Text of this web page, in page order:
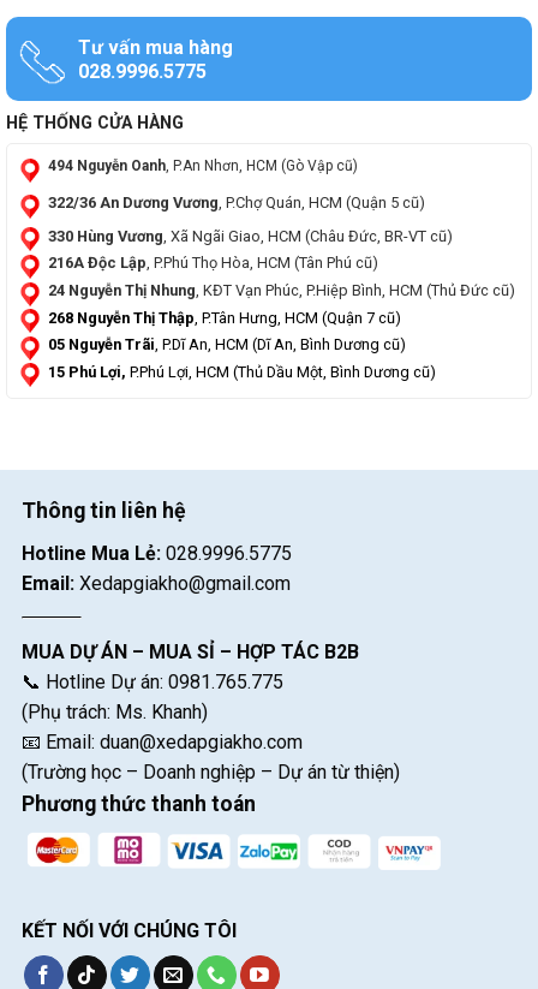
Tư vấn mua hàng
028.9996.5775
HỆ THỐNG CỬA HÀNG
494 Nguyễn Oanh, P.An Nhơn, HCM (Gò Vập cũ)
322/36 An Dương Vương, P.Chợ Quán, HCM (Quận 5 cũ)
330 Hùng Vương , Xã Ngãi Giao, HCM (Châu Đức, BR-VT cũ)
216A Độc Lập, P.Phú Thọ Hòa, HCM (Tân Phú cũ)
24 Nguyễn Thị Nhung, KĐT Vạn Phúc, P.Hiệp Bình, HCM (Thủ Đức cũ)
268 Nguyễn Thị Thập , P.Tân Hưng, HCM (Quận 7 cũ)
05 Nguyễn Trãi, P.Dĩ An, HCM (Dĩ An, Bình Dương cũ)
15 Phú Lợi, P.Phú Lợi, HCM (Thủ Dầu Một, Bình Dương cũ)
Thông tin liên hệ
Hotline Mua Lẻ: 028.9996.5775
Email: Xedapgiakho@gmail.com
MUA DỰ ÁN – MUA SỈ – HỢP TÁC B2B
📞 Hotline Dự án: 0981.765.775
(Phụ trách: Ms. Khanh)
📧 Email: duan@xedapgiakho.com
(Trường học – Doanh nghiệp – Dự án từ thiện)
Phương thức thanh toán
KẾT NỐI VỚI CHÚNG TÔI